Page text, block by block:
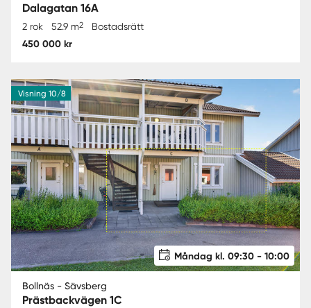
Dalagatan 16A
2 rok 52.9 m2 Bostadsrätt
450 000 kr
Visning 10/8
Måndag kl. 09:30 - 10:00
Bollnäs - Sävsberg
Prästbackvägen 1C